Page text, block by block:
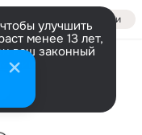
Войти
улучшить
менее 13 лет,
ваш законный